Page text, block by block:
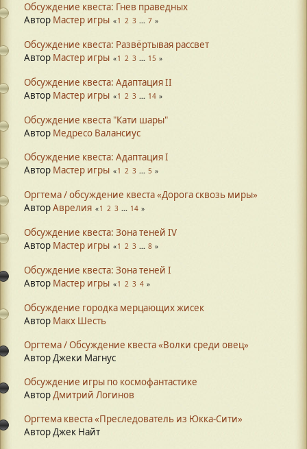
Обсуждение квеста: Гнев праведных
Автор Мастер игры 1 2 3 ... 7
Обсуждение квеста: Развёртывая рассвет
Автор Мастер игры 1 2 3 ... 15
Обсуждение квеста: Адаптация II
Автор Мастер игры 1 2 3 ... 14
Обсуждение квеста "Кати шары"
Автор Медресо Валансиус
Обсуждение квеста: Адаптация I
Автор Мастер игры 1 2 3 ... 5
Оргтема / обсуждение квеста «Дорога сквозь миры»
АвторАврелия 1 2 3 ... 14
Обсуждение квеста: Зона теней IV
Автор Мастер игры 1 2 3 ... 8
Обсуждение квеста: Зона теней I
Автор Мастер игры 1 2 3 4
Обсуждение городка мерцающих жисек
Автор Макх Шесть
Оргтема / Обсуждение квеста «Волки среди овец»
Автор Джеки Магнус
Обсуждение игры по космофантастике
АвторДмитрий Логинов
Оргтема квеста «Преследователь из Юкка-Сити»
Автор Джек Найт